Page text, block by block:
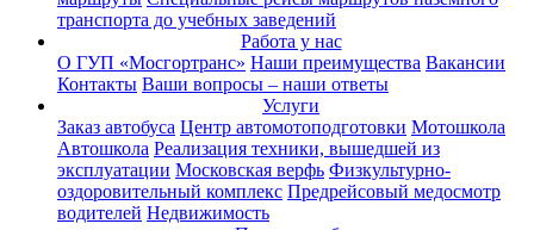
транспорта до учебных заведений
Работа у нас
О ГУП «Мосгортранс» Наши преимущества Вакансии
Контакты Ваши вопросы – наши ответы
Услуги
Заказ автобуса Центр автомотоподготовки Мотошкола
Автошкола Реализация техники, вышедшей из
эксплуатации Московская верфь Физкультурно-
оздоровительный комплекс Предрейсовый медосмотр
водителей Недвижимость